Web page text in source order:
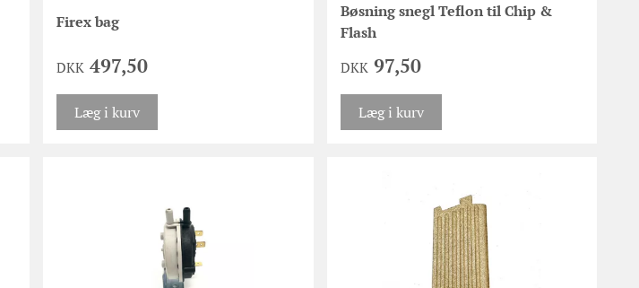
Firex bag
DKK 497,50
Læg i kurv
Bøsning snegl Teflon til Chip &
Flash
DKK97,50
Læg i kurv